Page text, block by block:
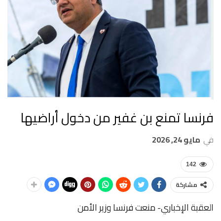
فرنسا تمنع بن غفير من دخول أراضيها
في مايو 24, 2026
142
مشاركة
العقبة الإخباري- منعتفرنساوزيرالأمن